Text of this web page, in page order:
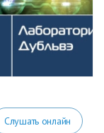
Слушать онлайн